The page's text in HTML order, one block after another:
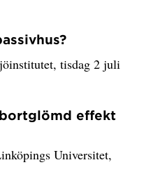
tisdag 2 juli
effekt
Universitet,